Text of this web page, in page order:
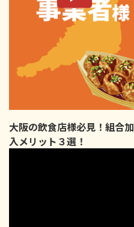
大阪の飲食店様必見！組合加
入メリット３選！